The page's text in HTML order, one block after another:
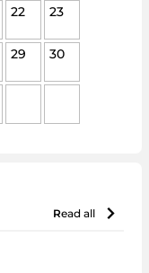
22 23
29 30
read all